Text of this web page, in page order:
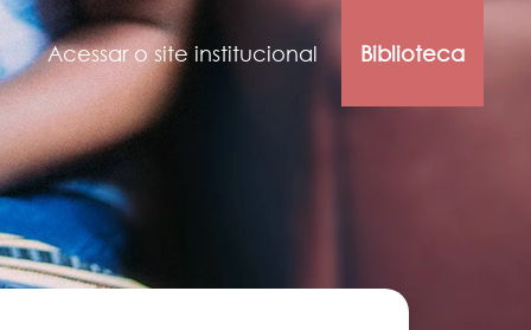
Acessar o site institucional Biblioteca